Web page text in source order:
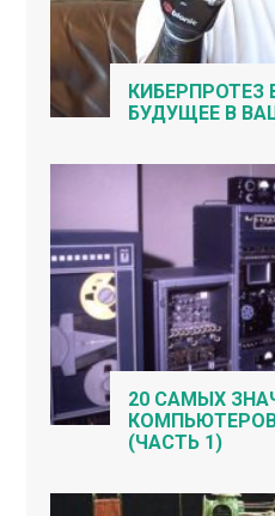
КИБЕРПРОТЕЗ
БУДУЩЕЕ В
20 САМЫХ
(ЧАСТЬ 1)